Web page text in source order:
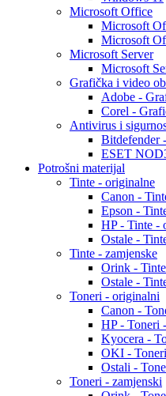
Microsoft Office
Microsoft
Microsoft
Microsoft Server
Microsoft
Grafička i video
Adobe -
Corel -
Antivirus i
Bitdefender
ESET
Potrošni materijal
Tinte - originalne
Canon -
Epson -
HP - Tinte -
Ostale -
Tinte - zamjenske
Orink -
Ostale -
Toneri - originalni
Canon -
HP - Toneri
Kyocera -
OKI -
Ostali -
Toneri - zamjenski